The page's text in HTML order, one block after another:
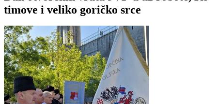
timove i veliko goričko srce